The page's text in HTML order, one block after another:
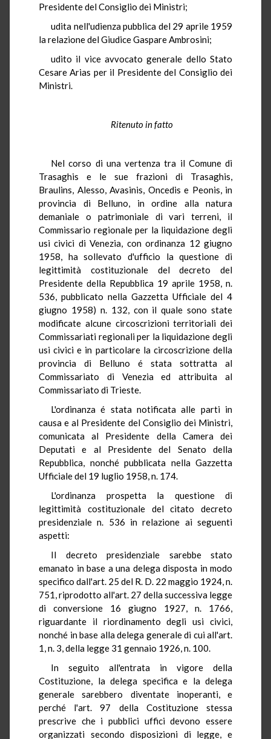
Presidente del Consiglio dei Ministri;
udita nell'udienza pubblica del 29 aprile 1959
la relazione del Giudice Gaspare Ambrosini;
udito il vice avvocato generale dello Stato
Cesare Arias per il Presidente del Consiglio dei
Ministri.
Ritenuto in fatto
Nel corso di una vertenza tra il Comune di
Trasaghis e le sue frazioni di Trasaghis,
Braulins, Alesso, Avasinis, Oncedis e Peonis, in
provincia di Belluno, in ordine alla natura
demaniale o patrimoniale di vari terreni, il
Commissario regionale per la liquidazione degli
usi civici di Venezia, con ordinanza 12 giugno
1958, ha sollevato d'ufficio la questione di
legittimità costituzionale del decreto del
Presidente della Repubblica 19 aprile 1958, n.
536, pubblicato nella Gazzetta Ufficiale del 4
giugno 1958) n. 132, con il quale sono state
modificate alcune circoscrizioni territoriali dei
Commissariati regionali per la liquidazione degli
usi civici e in particolare la circoscrizione della
provincia di Belluno é stata sottratta al
Commissariato di Venezia ed attribuita al
Commissariato di Trieste.
L'ordinanza é stata notificata alle parti in
causa e al Presidente del Consiglio dei Ministri,
comunicata al Presidente della Camera dei
Deputati e al Presidente del Senato della
Repubblica, nonché pubblicata nella Gazzetta
Ufficiale del 19 luglio 1958, n. 174.
L'ordinanza prospetta la questione di
legittimità costituzionale del citato decreto
presidenziale n. 536 in relazione ai seguenti
aspetti:
Il decreto presidenziale sarebbe stato
emanato in base a una delega disposta in modo
specifico dall'art. 25 del R. D. 22 maggio 1924, n.
751, riprodotto all'art. 27 della successiva legge
di conversione 16 giugno 1927, n. 1766,
riguardante il riordinamento degli usi civici,
nonché in base alla delega generale di cui all'art.
1, n. 3, della legge 31 gennaio 1926, n. 100.
In seguito all'entrata in vigore della
Costituzione, la delega specifica e la delega
generale sarebbero diventate inoperanti, e
perché l'art. 97 della Costituzione stessa
prescrive che i pubblici uffici devono essere
organizzati secondo disposizioni di legge, e